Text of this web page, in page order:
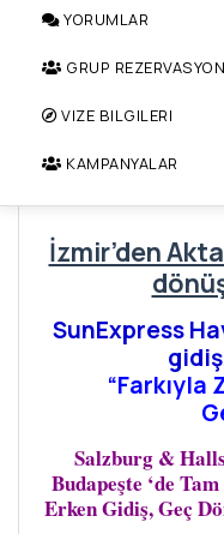
YORUMLAR
GRUP
VIZE BILGILERI
KAMPANYALAR
İzmir’den
SunExpress
“Farkıyla
Salzburg &
Budapeşte ‘de
Erken Gidiş, Geç